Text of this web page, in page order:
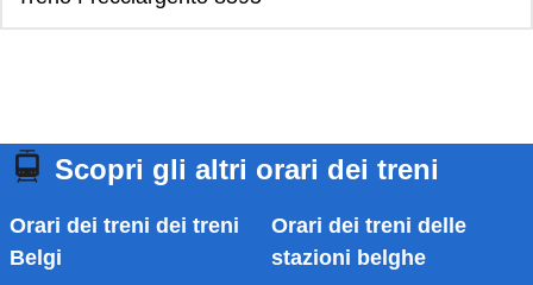
Scopri gli altri orari dei treni
Orari dei treni dei treni
Belgi
Orari dei treni delle
stazioni belghe